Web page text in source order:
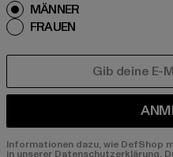
MÄNNER
FRAUEN
Informationen dazu, wie DefShop